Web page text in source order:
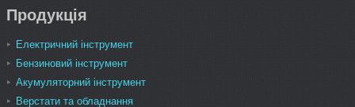
Продукція
Електричний інструмент
Бензиновий інструмент
Акумуляторний інструмент
Верстати та обладнання